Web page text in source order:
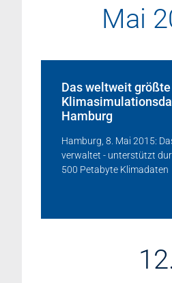
Mai
Das weltweit
Hamburg
Hamburg, 8. Mai 2015:
verwaltet - unterstützt
500 Petabyte Klimadaten